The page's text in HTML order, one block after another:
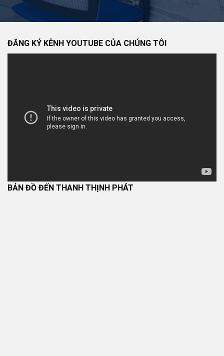
ĐĂNG KÝ KÊNH YOUTUBE CỦA CHÚNG TÔI
BẢN ĐỒ ĐẾN THANH THỊNH PHÁT